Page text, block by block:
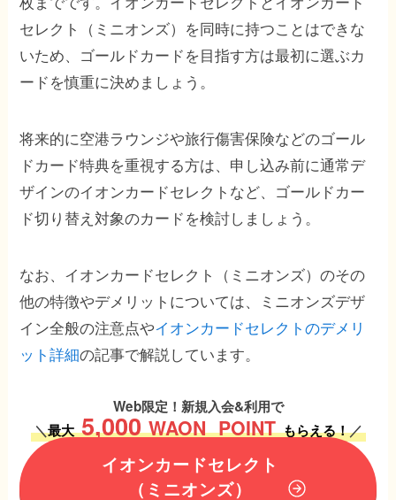
セレクト（ミニオンズ）を同時に持つことはできな
いため、ゴールドカードを目指す方は最初に選ぶカ
ードを慎重に決めましょう。
将来的に空港ラウンジや旅行傷害保険などのゴール
ドカード特典を重視する方は、申し込み前に通常デ
ザインのイオンカードセレクトなど、ゴールドカー
ド切り替え対象のカードを検討しましょう。
なお、イオンカードセレクト（ミニオンズ）のその
他の特徴やデメリットについては、ミニオンズデザ
イン全般の注意点やイオンカードセレクトのデメリ
ット詳細の記事で解説しています。
Web限定！新規入会&利用で
＼最大5,000WAON POINT もらえる！／
イオンカードセレクト
（ミニオンズ）